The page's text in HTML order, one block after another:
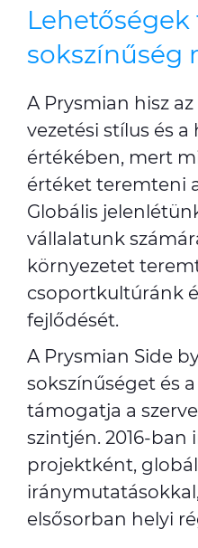
sokszínűség
A Prysmian hisz
vezetési stílus és a
értékében, mert
értéket teremteni
Globális
vállalatunk
környezetet
csoportkultúránk
fejlődését.
A Prysmian Side
sokszínűséget és
támogatja a
szintjén. 2016-ban
projektként,
elsősorban helyi